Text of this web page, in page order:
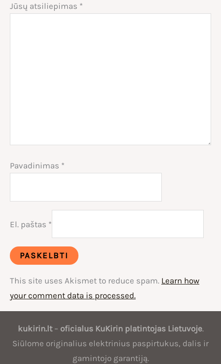
Jūsų atsiliepimas *
Pavadinimas *
El. paštas *
This site uses Akismet to reduce spam. Learn how
your comment data is processed.
Oficialus
KuKirin
kukirin.lt– oficialus KuKirinplatintojas Lietuvoje.
Siūlome originalius elektrinius paspirtukus, dalis ir
gamintojo garantiją.